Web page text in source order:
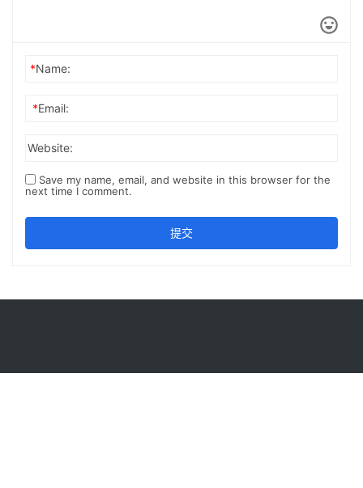
*Name:
*Email:
Website:
Save my name, email, and website in this browser for the
next time I comment.
提交